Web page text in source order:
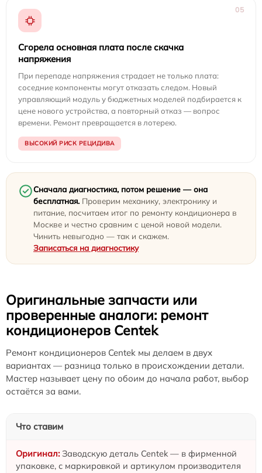
05
Сгорела основная плата после скачка
напряжения
При перепаде напряжения страдает не только плата:
соседние компоненты могут отказать следом. Новый
управляющий модуль у бюджетных моделей подбирается к
цене нового устройства, а повторный отказ — вопрос
времени. Ремонт превращается в лотерею.
ВЫСОКИЙ РИСК РЕЦИДИВА
Сначала диагностика, потом решение — она
бесплатная. Проверим механику, электронику и
питание, посчитаем итог по ремонту кондиционера в
Москве и честно сравним с ценой новой модели.
Чинить невыгодно — так и скажем.
Записаться на диагностику
Оригинальные запчасти или
проверенные аналоги: ремонт
кондиционеров Centek
Ремонт кондиционеров Centek мы делаем в двух
вариантах — разница только в происхождении детали.
Мастер называет цену по обоим до начала работ, выбор
остаётся за вами.
Что ставим
Заводскую деталь Centek — в фирменной
упаковке, с маркировкой и артикулом производителя